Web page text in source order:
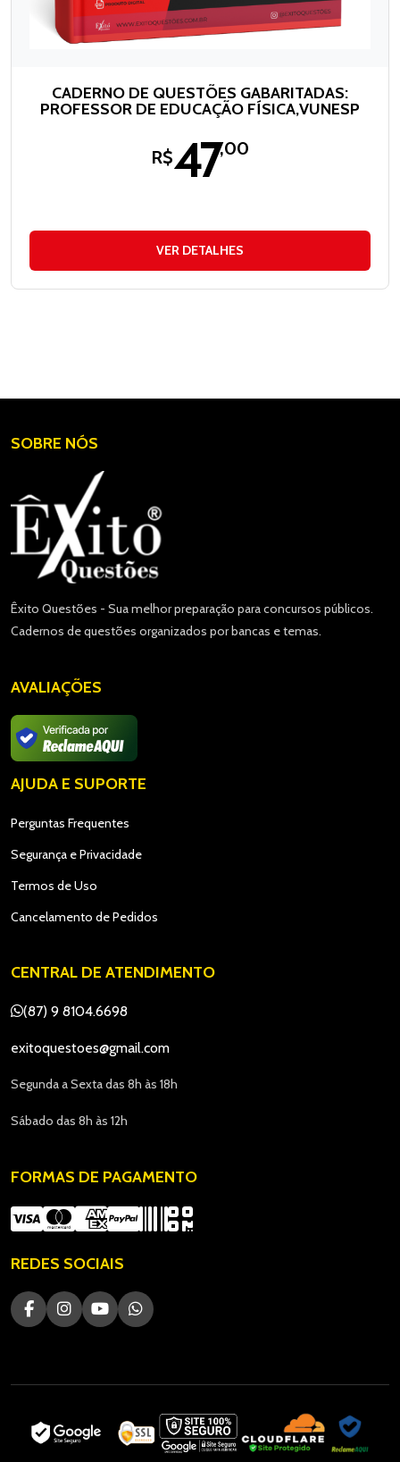
CADERNO DE QUESTÕES GABARITADAS:
PROFESSOR DE EDUCAÇÃO FÍSICA,VUNESP
R$47,00
VER DETALHES
SOBRE NÓS
Êxito Questões - Sua melhor preparação para concursos públicos.
Cadernos de questões organizados por bancas e temas.
AVALIAÇÕES
AJUDA E SUPORTE
Perguntas Frequentes
Segurança e Privacidade
Termos de Uso
Cancelamento de Pedidos
CENTRAL DE ATENDIMENTO
(87) 9 8104.6698
exitoquestoes@gmail.com
Segunda a Sexta das 8h às 18h
Sábado das 8h às 12h
FORMAS DE PAGAMENTO
REDES SOCIAIS